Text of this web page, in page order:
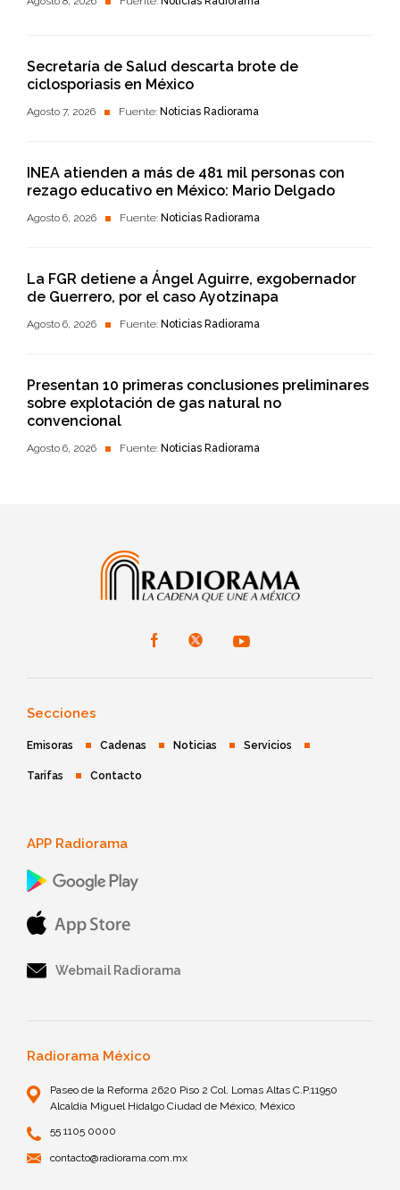
Secretaría de Salud descarta brote de
ciclosporiasis en México
Agosto 7, 2026 Fuente: Noticias Radiorama
INEA atienden a más de 481 mil personas con
rezago educativo en México: Mario Delgado
Agosto 6, 2026 Fuente: Noticias Radiorama
La FGR detiene a Ángel Aguirre, exgobernador
de Guerrero, por el caso Ayotzinapa
Agosto 6, 2026 Fuente: Noticias Radiorama
Presentan 10 primeras conclusiones preliminares
sobre explotación de gas natural no
convencional
Agosto 6, 2026 Fuente: Noticias Radiorama
Secciones
Emisoras Cadenas Noticias Servicios
Tarifas Contacto
APP Radiorama
Webmail Radiorama
Radiorama México
Paseo de la Reforma 2620 Piso 2 Col. Lomas Altas C.P.11950
Alcaldía Miguel Hidalgo Ciudad de México, México
55 1105 0000
contacto@radiorama.com.mx